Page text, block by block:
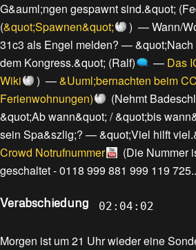
G&auml;ngen gespawnt sind.&quot;
(&quot;Spawnen&quot; ) —Wann/
31c3 als Engel melden? —
dem Kongress.&quot; (Ralf)
— Das
Wiki
) —&Uuml;bernachten beim
Ferienwohnungen)
(Nehmt
&quot;Ab wann&quot; / &quot;bis
sein Spa&szlig;? —&quot;Viel hilft
Crowd Notrufnummer
(Die Nummer
geschaltet - 0118 999 881 999 119
Verabschiedung 02:04:02
Morgen ist um 21 Uhr wieder eine